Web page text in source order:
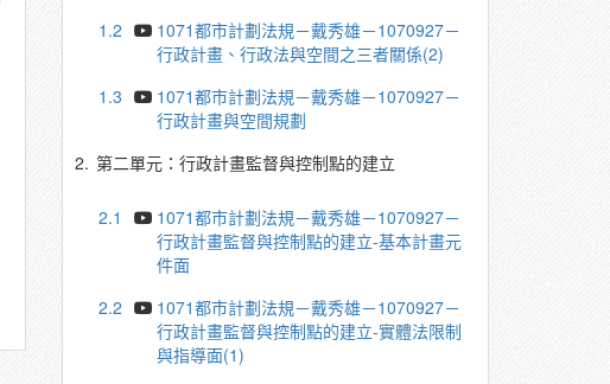
1.2
1071都市計劃法規－戴秀雄－1070927－
行政計畫、行政法與空間之三者關係(2)
1.3
1071都市計劃法規－戴秀雄－1070927－
行政計畫與空間規劃
2. 第二單元：行政計畫監督與控制點的建立
2.1
1071都市計劃法規－戴秀雄－1070927－
行政計畫監督與控制點的建立-基本計畫元
件面
2.2
1071都市計劃法規－戴秀雄－1070927－
行政計畫監督與控制點的建立-實體法限制
與指導面(1)